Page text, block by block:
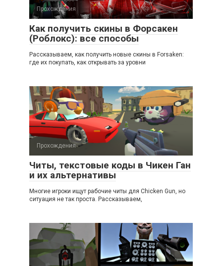
Прохождения
Как получить скины в Форсакен
(Роблокс): все способы
Рассказываем, как получить новые скины в Forsaken:
где их покупать, как открывать за уровни
Прохождения
Читы, текстовые коды в Чикен Ган
и их альтернативы
Многие игроки ищут рабочие читы для Chicken Gun, но
ситуация не так проста. Рассказываем,